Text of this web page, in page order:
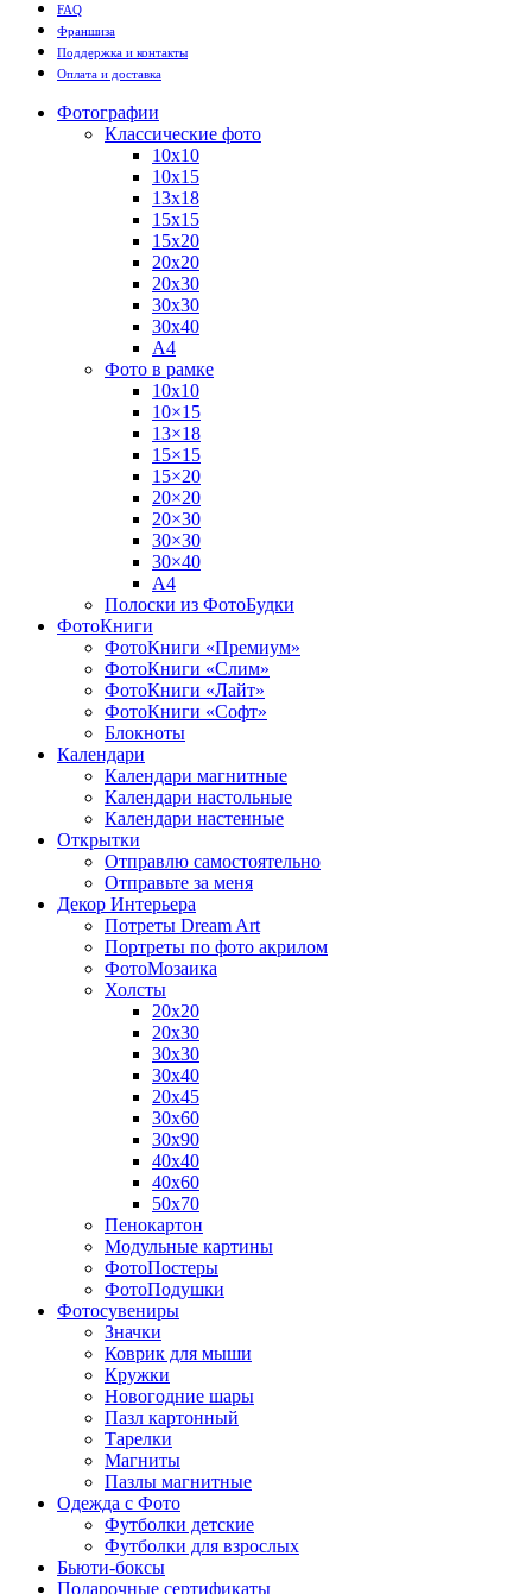
FAQ
Франшиза
Поддержка и контакты
Оплата и доставка
Фотографии
Классические фото
10х10
10х15
13х18
15х15
15х20
20х20
20х30
30х30
30х40
А4
Фото в рамке
10х10
10×15
13×18
15×15
15×20
20×20
20×30
30×30
30×40
A4
Полоски из ФотоБудки
ФотоКниги
ФотоКниги «Премиум»
ФотоКниги «Слим»
ФотоКниги «Лайт»
ФотоКниги «Софт»
Блокноты
Календари
Календари магнитные
Календари настольные
Календари настенные
Открытки
Отправлю самостоятельно
Отправьте за меня
Декор Интерьера
Потреты Dream Art
Портреты по фото акрилом
ФотоМозаика
Холсты
20х20
20х30
30х30
30х40
20х45
30х60
30х90
40х40
40х60
50х70
Пенокартон
Модульные картины
ФотоПостеры
ФотоПодушки
Фотоcувениры
Значки
Коврик для мыши
Кружки
Новогодние шары
Пазл картонный
Тарелки
Магниты
Пазлы магнитные
Одежда с Фото
Футболки детские
Футболки для взрослых
Бьюти-боксы
Подарочные сертификаты